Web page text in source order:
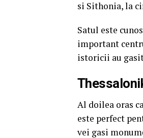
si Sithonia, la
Satul este
important
istoricii au
Al doilea oras
este perfect
vei gasi